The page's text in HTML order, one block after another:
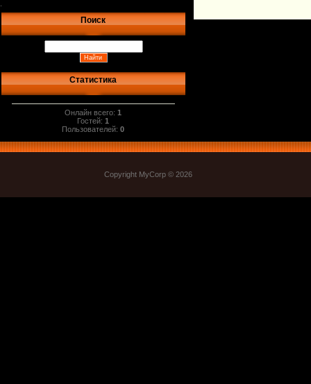
Поиск
Статистика
Онлайн всего:1
Гостей:1
Пользователей:0
Copyright MyCorp © 2026